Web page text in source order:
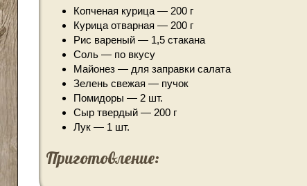
Копченая курица — 200 г
Курица отварная — 200 г
Рис вареный — 1,5 стакана
Соль — по вкусу
Майонез — для заправки салата
Зелень свежая — пучок
Помидоры — 2 шт.
Сыр твердый — 200 г
Лук — 1 шт.
Приготовление: